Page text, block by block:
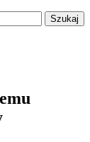
Szukaj